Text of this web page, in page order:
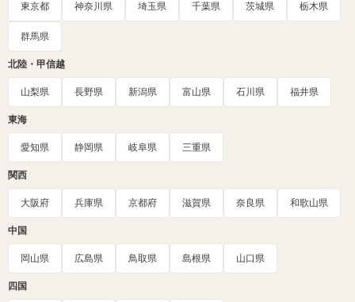
東京都 神奈川県 埼玉県 千葉県 茨城県 栃木県
群馬県
北陸・甲信越
山梨県 長野県 新潟県 富山県 石川県 福井県
東海
愛知県 静岡県 岐阜県 三重県
関西
大阪府 兵庫県 京都府 滋賀県 奈良県 和歌山県
中国
岡山県 広島県 鳥取県 島根県 山口県
四国